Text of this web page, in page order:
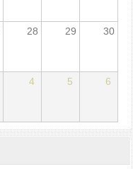
28 29 30
4 5 6